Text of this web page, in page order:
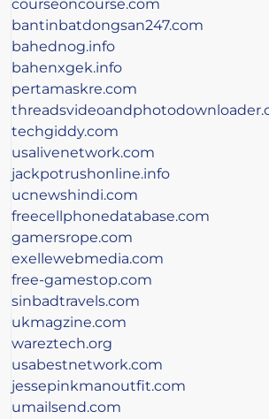
courseoncourse.com
bantinbatdongsan247.com
bahednog.info
bahenxgek.info
pertamaskre.com
techgiddy.com
usalivenetwork.com
jackpotrushonline.info
ucnewshindi.com
freecellphonedatabase.com
gamersrope.com
exellewebmedia.com
free-gamestop.com
sinbadtravels.com
ukmagzine.com
wareztech.org
usabestnetwork.com
jessepinkmanoutfit.com
umailsend.com